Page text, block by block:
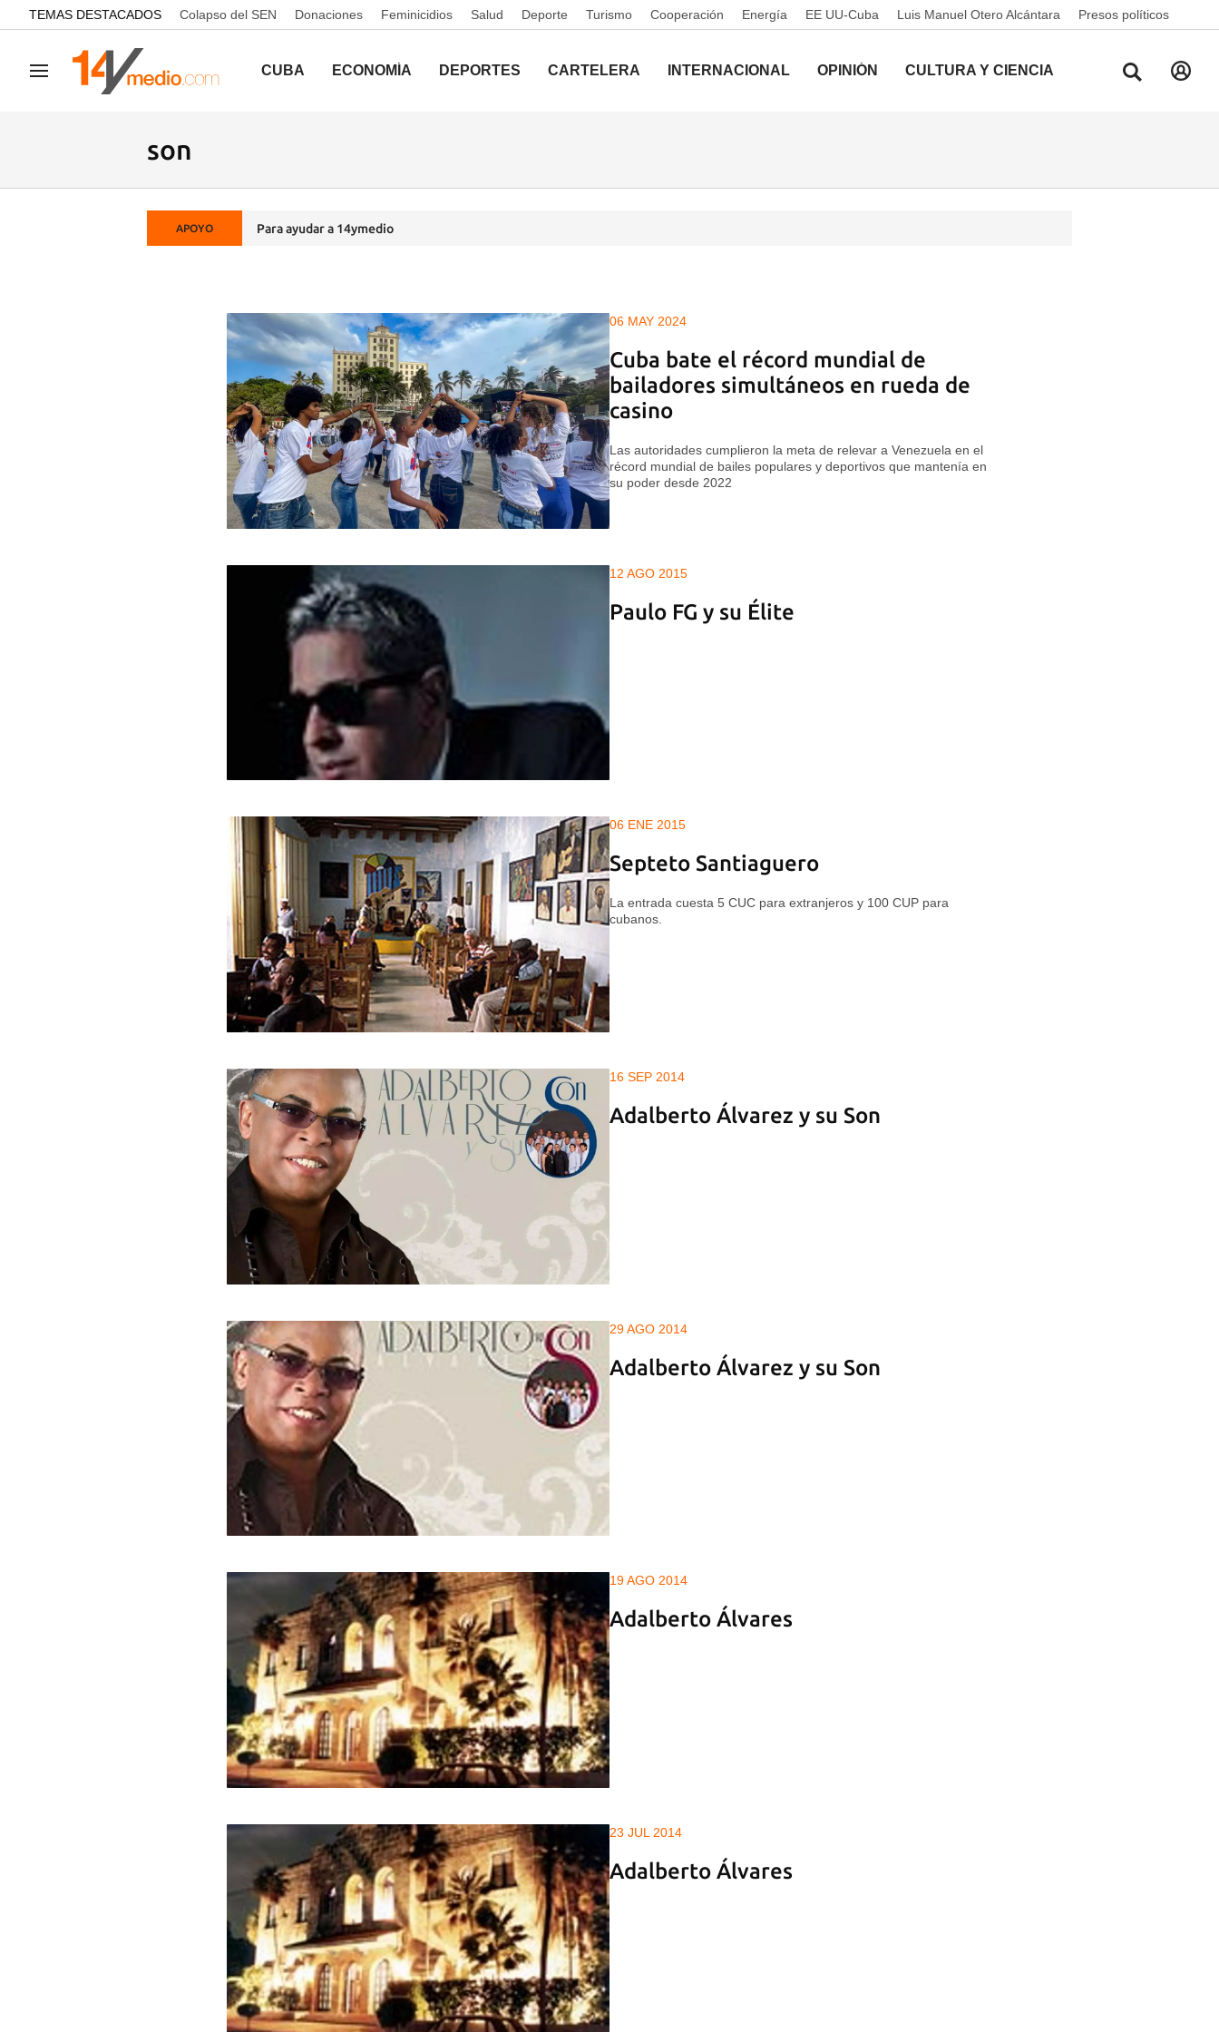
common.go-to-content
TEMAS DESTACADOS Colapso del SEN Donaciones Feminicidios Salud Deporte Turismo Cooperación Energía EE UU-Cuba Luis Manuel Otero Alcántara Presos políticos
Navegación CUBA ECONOMÍA DEPORTES CARTELERA INTERNACIONAL OPINIÓN CULTURA Y CIENCIA
son
APOYO Para ayudar a 14ymedio
06 MAY 2024
Cuba bate el récord mundial de
bailadores simultáneos en rueda de
casino
Las autoridades cumplieron la meta de relevar a Venezuela en el
récord mundial de bailes populares y deportivos que mantenía en
su poder desde 2022
12 AGO 2015
Paulo FG y su Élite
06 ENE 2015
Septeto Santiaguero
La entrada cuesta 5 CUC para extranjeros y 100 CUP para
cubanos.
16 SEP 2014
Adalberto Álvarez y su Son
29 AGO 2014
Adalberto Álvarez y su Son
19 AGO 2014
Adalberto Álvares
23 JUL 2014
Adalberto Álvares